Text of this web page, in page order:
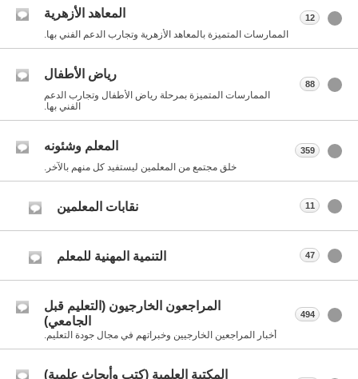
المعاهد الأزهرية
الممارسات المتميزة بالمعاهد الأزهرية وتجارب الدعم الفني بها.
12
رياض الأطفال
الممارسات المتميزة بمرحلة رياض الأطفال وتجارب الدعم
الفني بها.
88
المعلم وشئونه
خلق مجتمع من المعلمين ليستفيد كل منهم بالآخر.
359
نقابات المعلمين 11
التنمية المهنية للمعلم 47
المراجعون الخارجيون (التعليم قبل
الجامعي)
أخبار المراجعين الخارجيين وخبراتهم في مجال جودة التعليم.
494
المكتبة العلمية (كتب وأبحاث علمية)